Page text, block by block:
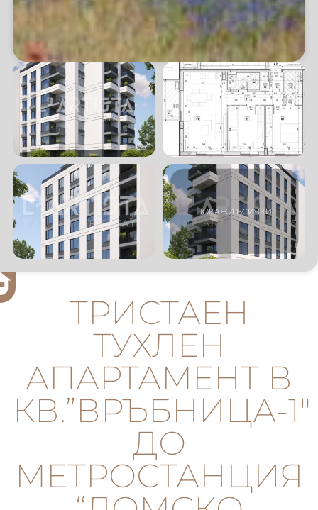
ТРИСТАЕН
ТУХЛЕН
АПАРТАМЕНТ В
КВ.”ВРЪБНИЦА-1″
ДО
МЕТРОСТАНЦИЯ